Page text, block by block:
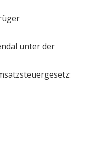
unter der